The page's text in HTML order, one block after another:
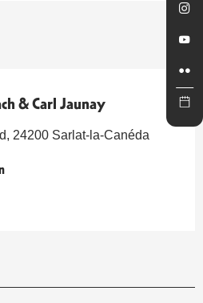
& Carl Jaunay
24200 Sarlat-la-Canéda